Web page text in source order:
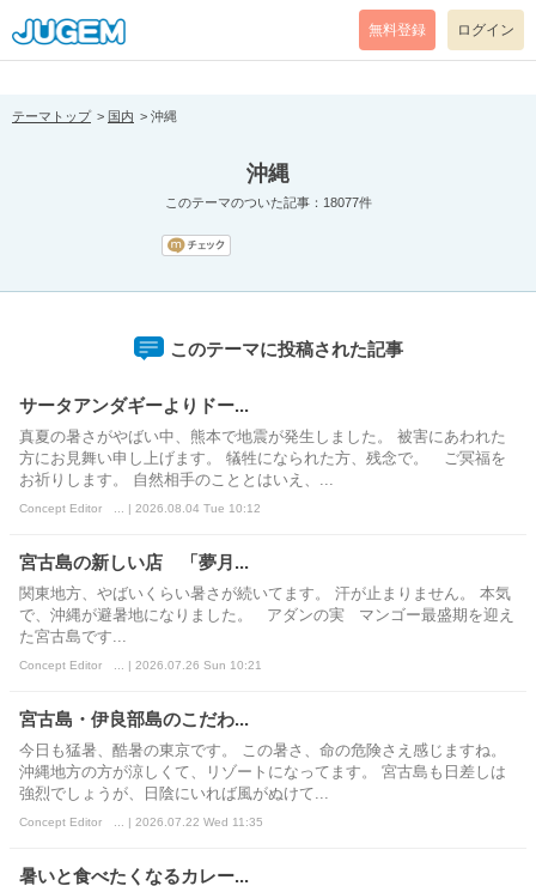
[pear_error: message="Success" code=0 mode=return level=notice
prefix="" info=""]
無料登録 ログイン
テーマトップ 国内 沖縄
沖縄
このテーマのついた記事：18077件
このテーマに投稿された記事
サータアンダギーよりドー...
真夏の暑さがやばい中、熊本で地震が発生しました。 被害にあわれた
方にお見舞い申し上げます。 犠牲になられた方、残念で。 ご冥福を
お祈りします。 自然相手のこととはいえ、...
Concept Editor ... | 2026.08.04 Tue 10:12
宮古島の新しい店 「夢月...
関東地方、やばいくらい暑さが続いてます。 汗が止まりません。 本気
で、沖縄が避暑地になりました。 アダンの実 マンゴー最盛期を迎え
た宮古島です...
Concept Editor ... | 2026.07.26 Sun 10:21
宮古島・伊良部島のこだわ...
今日も猛暑、酷暑の東京です。 この暑さ、命の危険さえ感じますね。
沖縄地方の方が涼しくて、リゾートになってます。 宮古島も日差しは
強烈でしょうが、日陰にいれば風がぬけて...
Concept Editor ... | 2026.07.22 Wed 11:35
暑いと食べたくなるカレー...